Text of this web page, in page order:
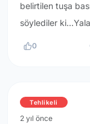
belirtilen tuşa
söylediler
0
Tehlikeli
2 yıl önce